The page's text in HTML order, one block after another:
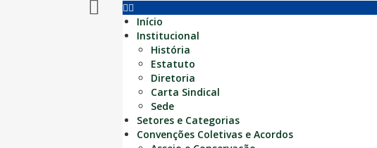
Início
Institucional
História
Estatuto
Diretoria
Carta Sindical
Sede
Setores e Categorias
Convenções Coletivas e Acordos